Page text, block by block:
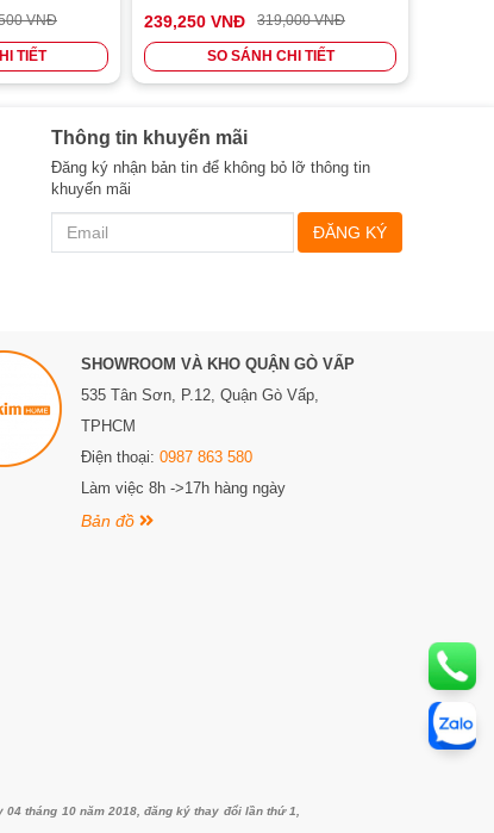
VNĐ
TIẾT
239,250 VNĐ
319,000 VNĐ
SO SÁNH CHI TIẾT
Thông tin khuyến mãi
Đăng ký nhận bản tin để không bỏ lỡ thông tin
khuyến mãi
ĐĂNG KÝ
SHOWROOM VÀ KHO QUẬN GÒ VẤP
535 Tân Sơn, P.12, Quận Gò Vấp,
TPHCM
Điện thoại: 0987 863 580
Làm việc 8h ->17h hàng ngày
Bản đồ
04 tháng 10 năm 2018, đăng ký thay đổi lần thứ 1,